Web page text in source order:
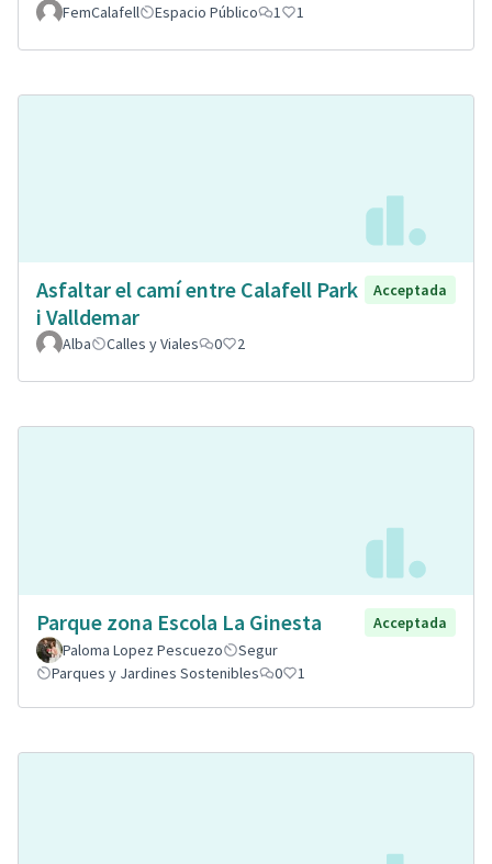
FemCalafell Espacio Público 1 1
Asfaltar el camí entre Calafell Park
i Valldemar
Acceptada
Alba Calles y Viales 0 2
Parque zona Escola La Ginesta
Acceptada
Paloma Lopez Pescuezo
Segur
Parques y Jardines Sostenibles
0 1